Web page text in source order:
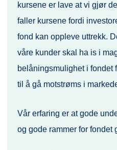
kursene er lave at vi gjør
faller kursene fordi
fond kan oppleve uttrekk.
våre kunder skal ha is i
belåningsmulighet i fondet
til å gå motstrøms i
Vår erfaring er at gode
og gode rammer for fondet